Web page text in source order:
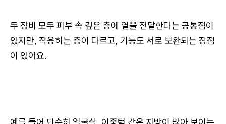
두 장비 모두 피부 속 깊은 층에 열을 전달한다는 공통점이
있지만, 작용하는 층이 다르고, 기능도 서로 보완되는 장점
이 있어요.